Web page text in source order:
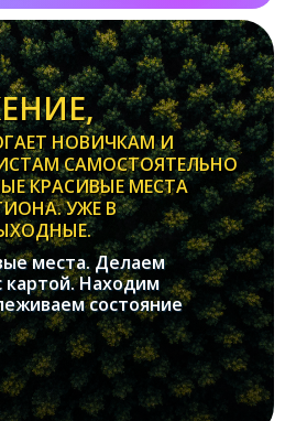
НОВИЧКАМ И
САМОСТОЯТЕЛЬНО
КРАСИВЫЕ МЕСТА
УЖЕ В
места. Делаем
картой. Находим
состояние